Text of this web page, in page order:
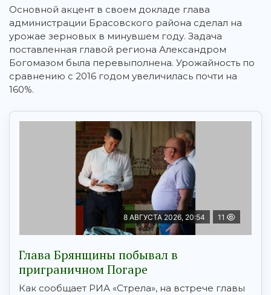
Основной акцент в своем докладе глава
администрации Брасовского района сделал на
урожае зерновых в минувшем году. Задача
поставленная главой региона Александром
Богомазом была перевыполнена. Урожайность по
сравнению с 2016 годом увеличилась почти на
160%.
8 АВГУСТА 2026, 20:54 11
Глава Брянщины побывал в
приграничном Погаре
Как сообщает РИА «Стрела», на встрече главы